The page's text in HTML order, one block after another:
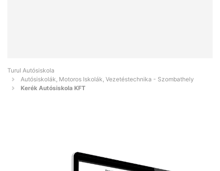
Turul Autósiskola
Autósiskolák, Motoros Iskolák, Vezetéstechnika - Szombathely
Kerék Autósiskola KFT